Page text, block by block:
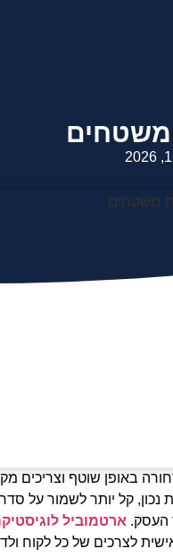
באופן שוטף וצריכים
קל יותר לשמור על
העסק. ארטמוביל
לצרכים של כל לקוח